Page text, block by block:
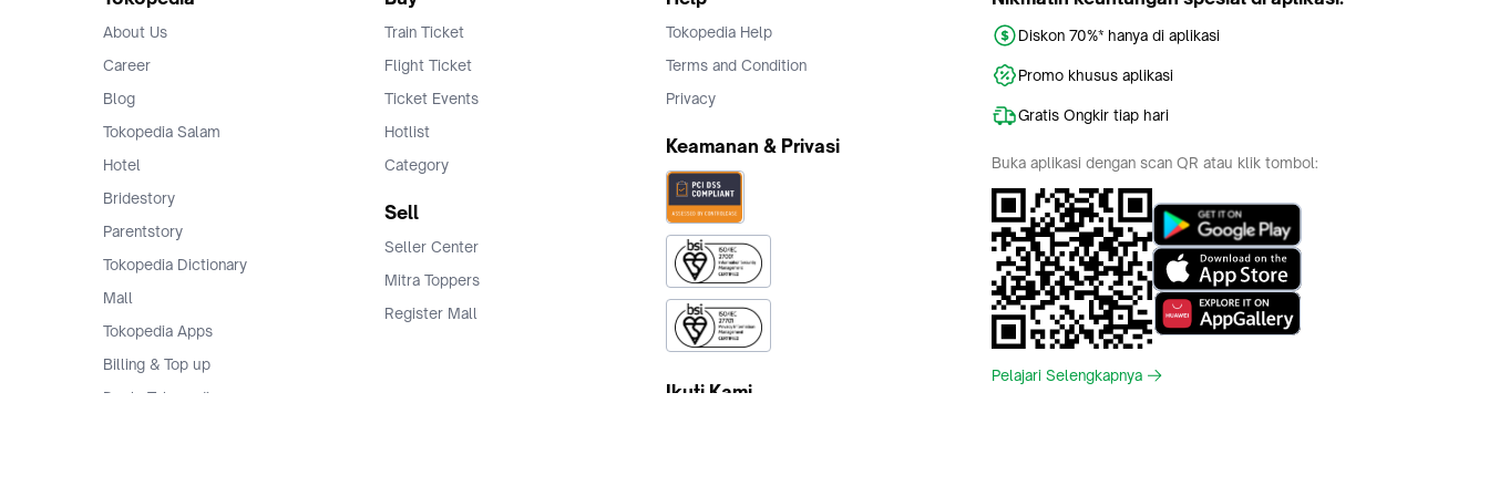
About Us
Career
Blog
Tokopedia Salam
Hotel
Bridestory
Parentstory
Tokopedia Dictionary
Mall
Tokopedia Apps
Billing & Top up
Deals Tokopedia
Train Ticket
Flight Ticket
Ticket Events
Hotlist
Category
Sell
Seller Center
Mitra Toppers
Register Mall
Tokopedia Help
Terms and Condition
Privacy
Keamanan & Privasi
Ikuti Kami
Diskon 70%* hanya di aplikasi
Promo khusus aplikasi
Gratis Ongkir tiap hari
Buka aplikasi dengan scan QR atau klik tombol:
Pelajari Selengkapnya